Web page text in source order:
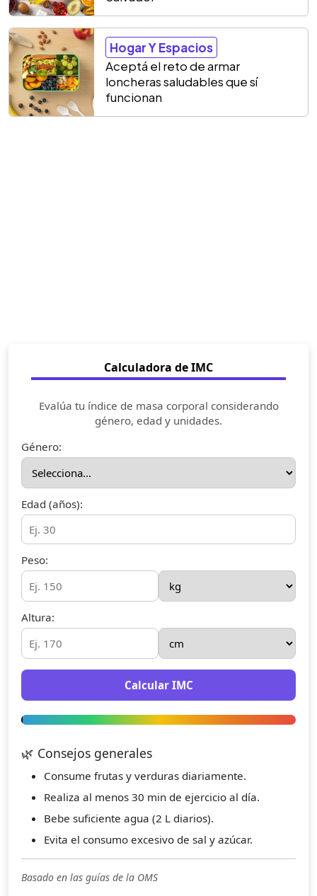
Hogar Y Espacios
Aceptá el reto de armar
loncheras saludables que sí
funcionan
Calculadora de IMC
Evalúa tu índice de masa corporal considerando
género, edad y unidades.
Género:
Edad (años):
Peso:
Altura:
Calcular IMC
🌿 Consejos generales
Consume frutas y verduras diariamente.
Realiza al menos 30 min de ejercicio al día.
Bebe suficiente agua (2 L diarios).
Evita el consumo excesivo de sal y azúcar.
Basado en las guías de la OMS